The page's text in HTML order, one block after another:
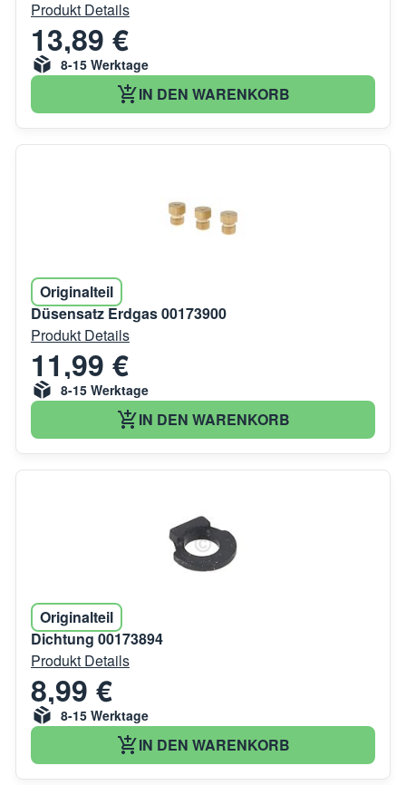
Produkt Details
13,89 €
8-15 Werktage
IN DEN WARENKORB
Originalteil
Düsensatz Erdgas 00173900
Produkt Details
11,99 €
8-15 Werktage
IN DEN WARENKORB
Originalteil
Dichtung 00173894
Produkt Details
8,99 €
8-15 Werktage
IN DEN WARENKORB